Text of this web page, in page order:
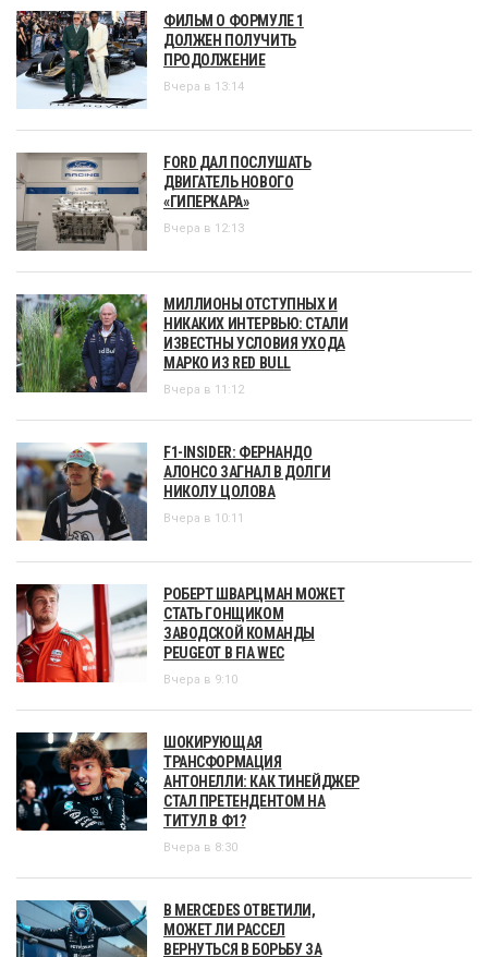
ФИЛЬМ О ФОРМУЛЕ 1
ДОЛЖЕН ПОЛУЧИТЬ
ПРОДОЛЖЕНИЕ
Вчера в 13:14
FORD ДАЛ ПОСЛУШАТЬ
ДВИГАТЕЛЬ НОВОГО
«ГИПЕРКАРА»
Вчера в 12:13
МИЛЛИОНЫ ОТСТУПНЫХ И
НИКАКИХ ИНТЕРВЬЮ: СТАЛИ
ИЗВЕСТНЫ УСЛОВИЯ УХОДА
МАРКО ИЗ RED BULL
Вчера в 11:12
F1-INSIDER: ФЕРНАНДО
АЛОНСО ЗАГНАЛ В ДОЛГИ
НИКОЛУ ЦОЛОВА
Вчера в 10:11
РОБЕРТ ШВАРЦМАН МОЖЕТ
СТАТЬ ГОНЩИКОМ
ЗАВОДСКОЙ КОМАНДЫ
PEUGEOT В FIA WEC
Вчера в 9:10
ШОКИРУЮЩАЯ
ТРАНСФОРМАЦИЯ
АНТОНЕЛЛИ: КАК ТИНЕЙДЖЕР
СТАЛ ПРЕТЕНДЕНТОМ НА
ТИТУЛ В Ф1?
Вчера в 8:30
В MERCEDES ОТВЕТИЛИ,
МОЖЕТ ЛИ РАССЕЛ
ВЕРНУТЬСЯ В БОРЬБУ ЗА